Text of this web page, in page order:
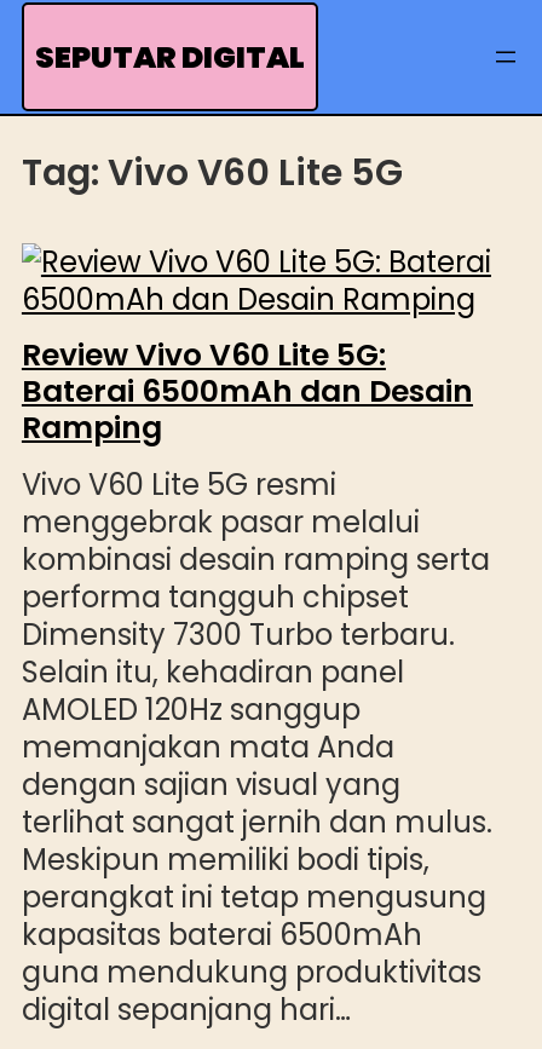
Skip
SEPUTAR DIGITAL
Tag:Vivo V60 Lite 5G
Review Vivo V60 Lite 5G:
Baterai 6500mAh dan Desain
Ramping
Vivo V60 Lite 5G resmi
menggebrak pasar melalui
kombinasi desain ramping serta
performa tangguh chipset
Dimensity 7300 Turbo terbaru.
Selain itu, kehadiran panel
AMOLED 120Hz sanggup
memanjakan mata Anda
dengan sajian visual yang
terlihat sangat jernih dan mulus.
Meskipun memiliki bodi tipis,
perangkat ini tetap mengusung
kapasitas baterai 6500mAh
guna mendukung produktivitas
digital sepanjang hari…